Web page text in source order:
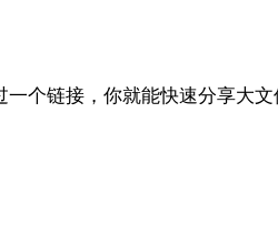
个链接，你就能快速分享大文